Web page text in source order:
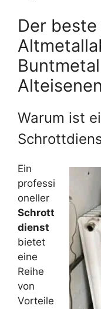
Der
Warum ist
Ein
professi
oneller
Schrott
dienst
bietet
eine
Reihe
von
Vorteile